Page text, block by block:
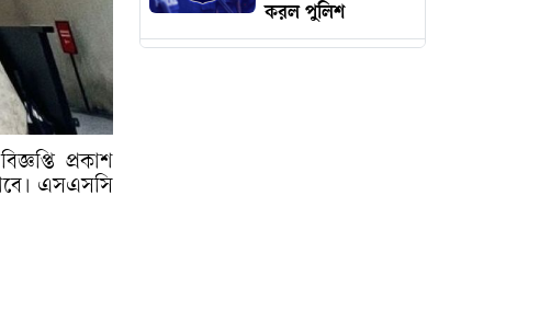
প্রকাশ
এসএসসি
করল পুলিশ